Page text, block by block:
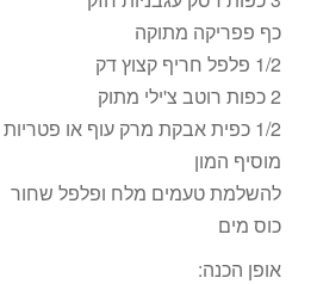
כף פפריקה מתוקה
1/2 פלפל חריף קצוץ דק
2 כפות רוטב צ'ילי מתוק
1/2 כפית אבקת מרק עוף או
מוסיף המון
להשלמת טעמים מלח ופלפל שחור
כוס מים
אופן הכנה: